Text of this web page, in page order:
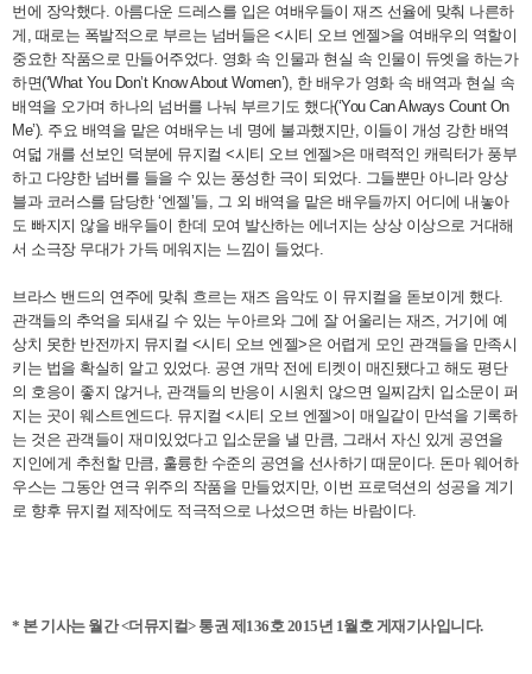
번에 장악했다. 아름다운 드레스를 입은 여배우들이 재즈 선율에 맞춰 나른하
게, 때로는 폭발적으로 부르는 넘버들은 <시티 오브 엔젤>을 여배우의 역할이
중요한 작품으로 만들어주었다. 영화 속 인물과 현실 속 인물이 듀엣을 하는가
하면(‘What You Don’t Know About Women’), 한 배우가 영화 속 배역과 현실 속
배역을 오가며 하나의 넘버를 나눠 부르기도 했다(‘You Can Always Count On
Me’). 주요 배역을 맡은 여배우는 네 명에 불과했지만, 이들이 개성 강한 배역
여덟 개를 선보인 덕분에 뮤지컬 <시티 오브 엔젤>은 매력적인 캐릭터가 풍부
하고 다양한 넘버를 들을 수 있는 풍성한 극이 되었다. 그들뿐만 아니라 앙상
블과 코러스를 담당한 ‘엔젤’들, 그 외 배역을 맡은 배우들까지 어디에 내놓아
도 빠지지 않을 배우들이 한데 모여 발산하는 에너지는 상상 이상으로 거대해
서 소극장 무대가 가득 메워지는 느낌이 들었다.
브라스 밴드의 연주에 맞춰 흐르는 재즈 음악도 이 뮤지컬을 돋보이게 했다.
관객들의 추억을 되새길 수 있는 누아르와 그에 잘 어울리는 재즈, 거기에 예
상치 못한 반전까지 뮤지컬 <시티 오브 엔젤>은 어렵게 모인 관객들을 만족시
키는 법을 확실히 알고 있었다. 공연 개막 전에 티켓이 매진됐다고 해도 평단
의 호응이 좋지 않거나, 관객들의 반응이 시원치 않으면 일찌감치 입소문이 퍼
지는 곳이 웨스트엔드다. 뮤지컬 <시티 오브 엔젤>이 매일같이 만석을 기록하
는 것은 관객들이 재미있었다고 입소문을 낼 만큼, 그래서 자신 있게 공연을
지인에게 추천할 만큼, 훌륭한 수준의 공연을 선사하기 때문이다. 돈마 웨어하
우스는 그동안 연극 위주의 작품을 만들었지만, 이번 프로덕션의 성공을 계기
로 향후 뮤지컬 제작에도 적극적으로 나섰으면 하는 바람이다.
* 본 기사는 월간 <더뮤지컬> 통권 제136호 2015년 1월호 게재기사입니다.